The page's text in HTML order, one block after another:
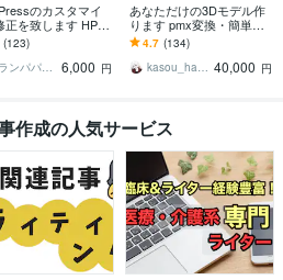
のカスタマイ
正を致します HPや
お困り事・レイ
変更・SNS埋込み
！
(123)
フランパパ＠ワードプレスでHP制作
6,000 円
あなただけの3Dモデル作
ります pmx変換・簡単な
物理演算無料！MMDで直
ぐに踊れちゃう♪
4.7 (134)
kasou_hakuya 40,000 円
作成の人気サービス